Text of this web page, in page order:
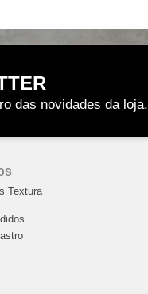
das novidades da loja.
Textura